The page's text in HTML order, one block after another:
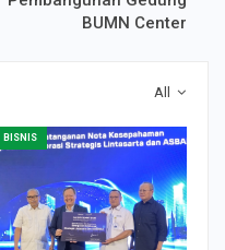
BUMN Center
All
BISNIS